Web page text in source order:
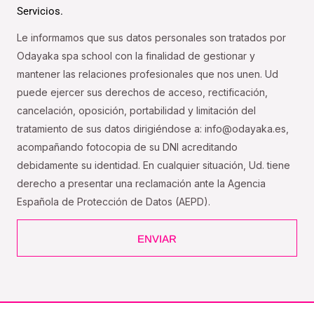
Servicios.
Le informamos que sus datos personales son tratados por
Odayaka spa school con la finalidad de gestionar y
mantener las relaciones profesionales que nos unen. Ud
puede ejercer sus derechos de acceso, rectificación,
cancelación, oposición, portabilidad y limitación del
tratamiento de sus datos dirigiéndose a: info@odayaka.es,
acompañando fotocopia de su DNI acreditando
debidamente su identidad. En cualquier situación, Ud. tiene
derecho a presentar una reclamación ante la Agencia
Española de Protección de Datos (AEPD).
ENVIAR